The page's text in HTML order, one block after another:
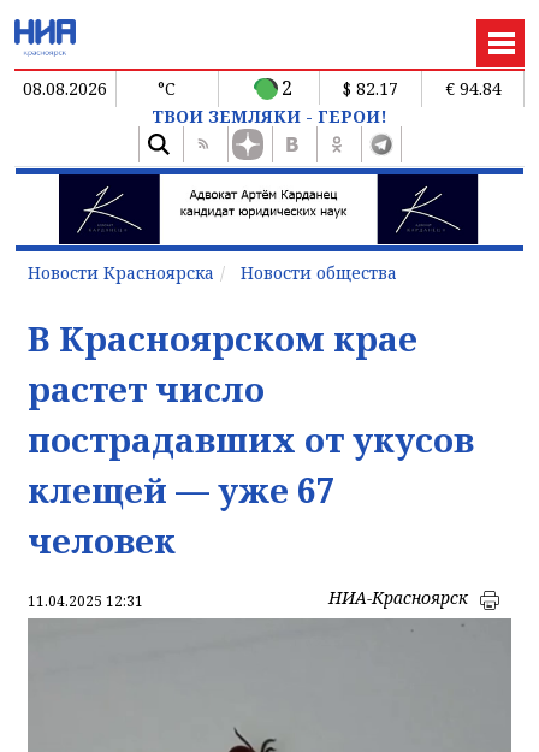
08.08.2026 °C 2 $ 82.17
€ 94.84
ТВОИ ЗЕМЛЯКИ - ГЕРОИ!
Новости Красноярска Новости общества
В Красноярском крае
растет число
пострадавших от укусов
клещей — уже 67
человек
11.04.2025 12:31 НИА-Красноярск